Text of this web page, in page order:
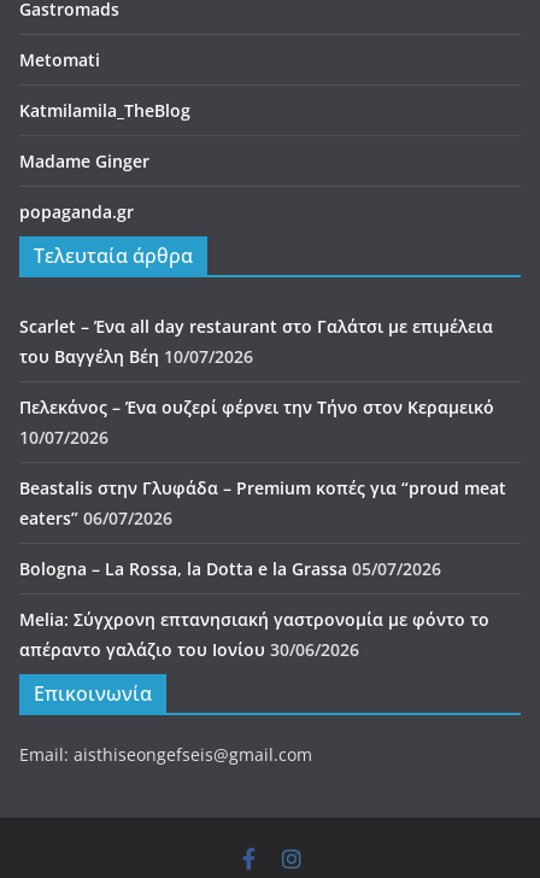
Gastromads
Metomati
Katmilamila_TheBlog
Madame Ginger
popaganda.gr
Τελευταία άρθρα
Scarlet – Ένα all day restaurant στο Γαλάτσι με επιμέλεια
του Βαγγέλη Βέη 10/07/2026
Πελεκάνος – Ένα ουζερί φέρνει την Τήνο στον Κεραμεικό
10/07/2026
Beastalis στην Γλυφάδα – Premium κοπές για “proud meat
eaters” 06/07/2026
Bologna – La Rossa, la Dotta e la Grassa 05/07/2026
Melia: Σύγχρονη επτανησιακή γαστρονομία με φόντο το
απέραντο γαλάζιο του Ιονίου 30/06/2026
Επικοινωνία
Email: aisthiseongefseis@gmail.com